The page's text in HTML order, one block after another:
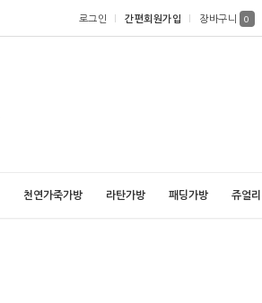
로그인 간편회원가입 장바구니 0
천연가죽가방 라탄가방 패딩가방 쥬얼